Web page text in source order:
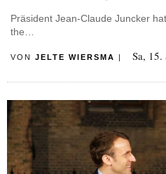
Präsident Jean-Claude Juncker
the…
VON JELTE WIERSMA | Sa, 15.